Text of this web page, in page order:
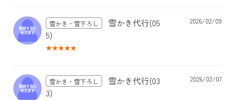
雪かき・雪下ろし
雪かき代行(05
5)
2026/02/09
雪かき・雪下ろし
雪かき代行(03
3)
2026/02/07